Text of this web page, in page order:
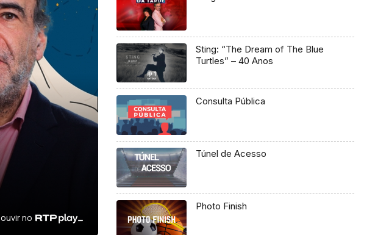
ouvir no
Sting: “The Dream of The Blue
Turtles” – 40 Anos
Consulta Pública
Túnel de Acesso
Photo Finish